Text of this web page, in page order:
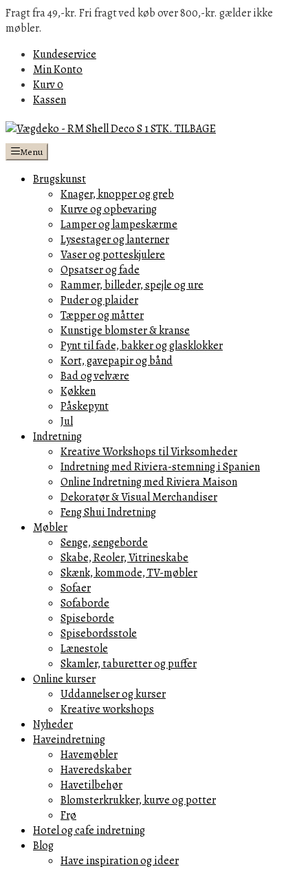
Fragt fra 49,-kr. Fri fragt ved køb over 800,-kr. gælder ikke
møbler.
Kundeservice
Min Konto
Kurv0
Kassen
Menu
Brugskunst
Knager, knopper og greb
Kurve og opbevaring
Lamper og lampeskærme
Lysestager og lanterner
Vaser og potteskjulere
Opsatser og fade
Rammer, billeder, spejle og ure
Puder og plaider
Tæpper og måtter
Kunstige blomster & kranse
Pynt til fade, bakker og glasklokker
Kort, gavepapir og bånd
Bad og velvære
Køkken
Påskepynt
Jul
Indretning
Kreative Workshops til Virksomheder
Indretning med Riviera-stemning i Spanien
Online Indretning med Riviera Maison
Dekoratør & Visual Merchandiser
Feng Shui Indretning
Møbler
Senge, sengeborde
Skabe, Reoler, Vitrineskabe
Skænk, kommode, TV-møbler
Sofaer
Sofaborde
Spiseborde
Spisebordsstole
Lænestole
Skamler, taburetter og puffer
Online kurser
Uddannelser og kurser
Kreative workshops
Nyheder
Haveindretning
Havemøbler
Haveredskaber
Havetilbehør
Blomsterkrukker, kurve og potter
Frø
Hotel og cafe indretning
Blog
Have inspiration og ideer